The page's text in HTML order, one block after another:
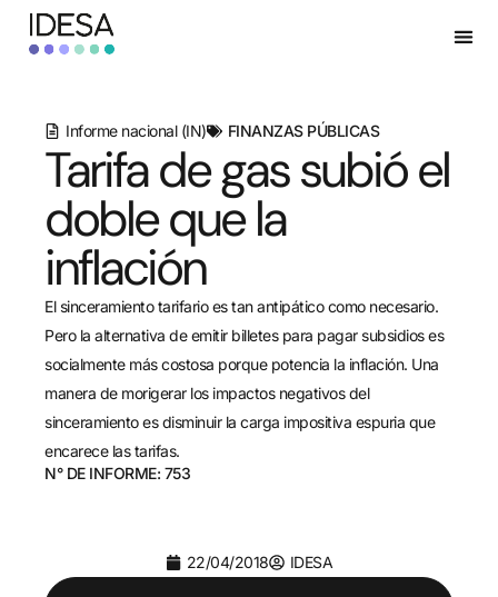
Informe nacional (IN) FINANZAS PÚBLICAS
Tarifa de gas subió el
doble que la
inflación
El sinceramiento tarifario es tan antipático como necesario.
Pero la alternativa de emitir billetes para pagar subsidios es
socialmente más costosa porque potencia la inflación. Una
manera de morigerar los impactos negativos del
sinceramiento es disminuir la carga impositiva espuria que
encarece las tarifas.
N° DE INFORME: 753
22/04/2018 IDESA